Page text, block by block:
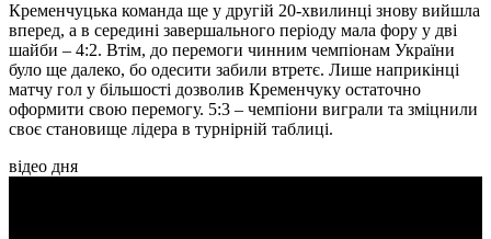
Кременчуцька команда ще у другій 20-хвилинці знову вийшла
вперед, а в середині завершального періоду мала фору у дві
шайби – 4:2. Втім, до перемоги чинним чемпіонам України
було ще далеко, бо одесити забили втретє. Лише наприкінці
матчу гол у більшості дозволив Кременчуку остаточно
оформити свою перемогу. 5:3 – чемпіони виграли та зміцнили
своє становище лідера в турнірній таблиці.
відео дня